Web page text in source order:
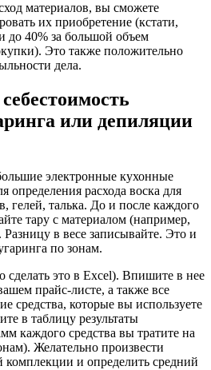
материалов, вы сможете
их приобретение (кстати,
до 40% за большой объем
Это также положительно
дела.
или депиляции
электронные кухонные
определения расхода воска для
гелей, талька. До и после каждого
тару с материалом (например,
Разницу в весе записывайте. Это и
по зонам.
сделать это в Excel). Впишите в нее
прайс-листе, а также все
средства, которые вы используете
в таблицу результаты
каждого средства вы тратите на
Желательно произвести
комплекции и определить средний